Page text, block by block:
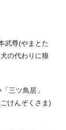
武尊(やまとた
の代わりに狼
三ツ鳥居」
けんぞくさま)